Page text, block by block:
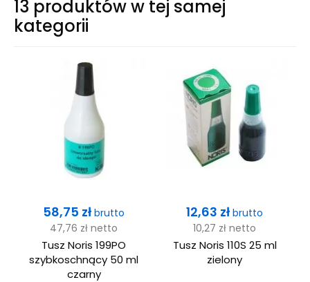
13 produktów w tej samej
kategorii
Cena
58,75 złbrutto
47,76 zł netto
Tusz Noris 199PO
szybkoschnący 50 ml
czarny
Cena
12,63 złbrutto
10,27 zł netto
Tusz Noris 110S 25 ml
zielony